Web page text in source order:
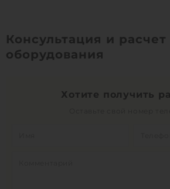
Консультация и
оборудования
Хотите получить